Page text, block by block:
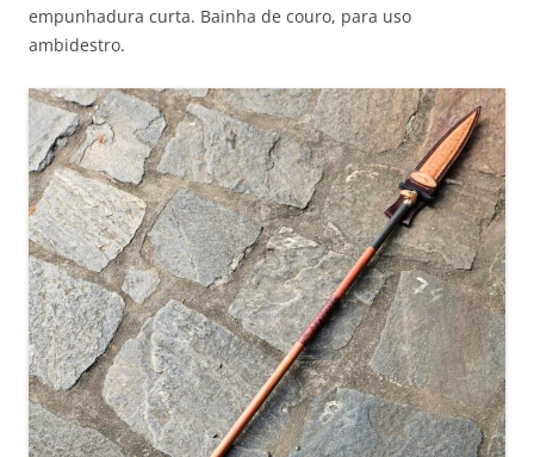
empunhadura curta. Bainha de couro, para uso
ambidestro.